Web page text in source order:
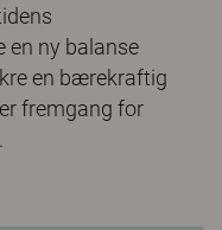
en ny balanse
en bærekraftig
fremgang for